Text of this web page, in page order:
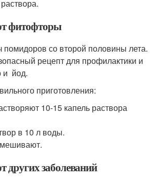
фитофторы
помидоров со второй половины лета.
рецепт для профилактики и
и йод.
приготовления:
10-15 капель раствора
в 10 л воды.
других заболеваний